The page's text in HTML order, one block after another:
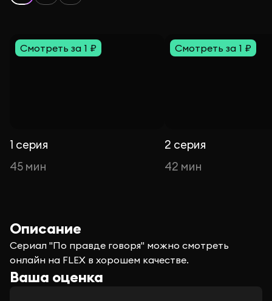
Смотреть за 1 ₽
1 серия
45 мин
Смотреть за 1 ₽
2 серия
42 мин
Описание
Сериал "По правде говоря" можно смотреть
онлайн на FLEX в хорошем качестве.
Ваша оценка